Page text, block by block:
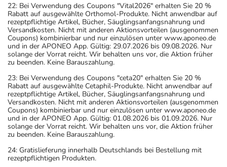
22: Bei Verwendung des Coupons "Vital2026" erhalten Sie 20 %
Rabatt auf ausgewählte Orthomol-Produkte. Nicht anwendbar auf
rezeptpflichtige Artikel, Bücher, Säuglingsanfangsnahrung und
Versandkosten. Nicht mit anderen Aktionsvorteilen (ausgenommen
Coupons) kombinierbar und nur einzulösen unter www.aponeo.de
und in der APONEO App. Gültig: 29.07.2026 bis 09.08.2026. Nur
solange der Vorrat reicht. Wir behalten uns vor, die Aktion früher
zu beenden. Keine Barauszahlung.
23: Bei Verwendung des Coupons "ceta20" erhalten Sie 20 %
Rabatt auf ausgewählte Cetaphil-Produkte. Nicht anwendbar auf
rezeptpflichtige Artikel, Bücher, Säuglingsanfangsnahrung und
Versandkosten. Nicht mit anderen Aktionsvorteilen (ausgenommen
Coupons) kombinierbar und nur einzulösen unter www.aponeo.de
und in der APONEO App. Gültig: 01.08.2026 bis 01.09.2026. Nur
solange der Vorrat reicht. Wir behalten uns vor, die Aktion früher
zu beenden. Keine Barauszahlung.
24: Gratislieferung innerhalb Deutschlands bei Bestellung mit
rezeptpflichtigen Produkten.